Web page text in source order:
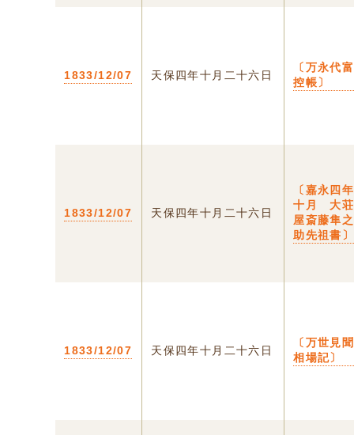
1833/12/07 天保四年十月二十六日
〔万永代富
控帳〕
1833/12/07 天保四年十月二十六日
〔嘉永四年
十月 大荘
屋斎藤隼之
助先祖書〕
1833/12/07 天保四年十月二十六日
〔万世見聞
相場記〕